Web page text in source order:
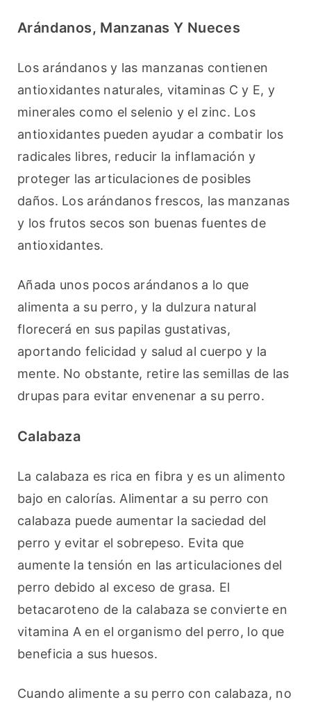
Arándanos, Manzanas Y Nueces
Los arándanos y las manzanas contienen
antioxidantes naturales, vitaminas C y E, y
minerales como el selenio y el zinc. Los
antioxidantes pueden ayudar a combatir los
radicales libres, reducir la inflamación y
proteger las articulaciones de posibles
daños. Los arándanos frescos, las manzanas
y los frutos secos son buenas fuentes de
antioxidantes.
Añada unos pocos arándanos a lo que
alimenta a su perro, y la dulzura natural
florecerá en sus papilas gustativas,
aportando felicidad y salud al cuerpo y la
mente. No obstante, retire las semillas de las
drupas para evitar envenenar a su perro.
Calabaza
La calabaza es rica en fibra y es un alimento
bajo en calorías. Alimentar a su perro con
calabaza puede aumentar la saciedad del
perro y evitar el sobrepeso. Evita que
aumente la tensión en las articulaciones del
perro debido al exceso de grasa. El
betacaroteno de la calabaza se convierte en
vitamina A en el organismo del perro, lo que
beneficia a sus huesos.
Cuando alimente a su perro con calabaza, no